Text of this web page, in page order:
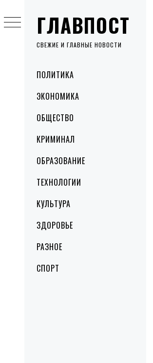
ГЛАВПОСТ
СВЕЖИЕ И ГЛАВНЫЕ НОВОСТИ
MenuПОЛИТИКА
ЭКОНОМИКА
ОБЩЕСТВО
КРИМИНАЛ
ОБРАЗОВАНИЕ
ТЕХНОЛОГИИ
КУЛЬТУРА
ЗДОРОВЬЕ
РАЗНОЕ
СПОРТ
to
content